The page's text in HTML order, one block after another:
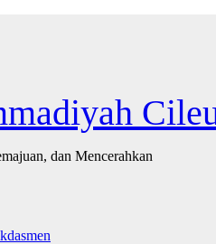
dan Mencerahkan